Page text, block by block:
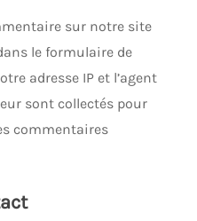
sur notre site
le formulaire de
adresse IP et l’agent
sont collectés pour
commentaires